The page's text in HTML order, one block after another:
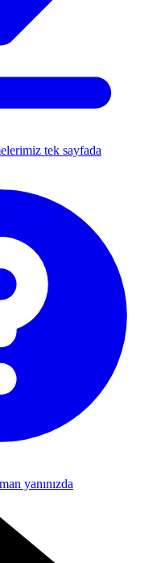
tek sayfada
yanınızda